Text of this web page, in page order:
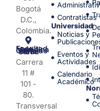
Bogotá
D.C.,
Colombia.
Facultad de Medicina y Ciencias de la Salud
Carrera
11 #
101 -
80.
Transversal
Contratistas
Universidad
Noticias y
Eventos y
Actividades
Calendario
Académico